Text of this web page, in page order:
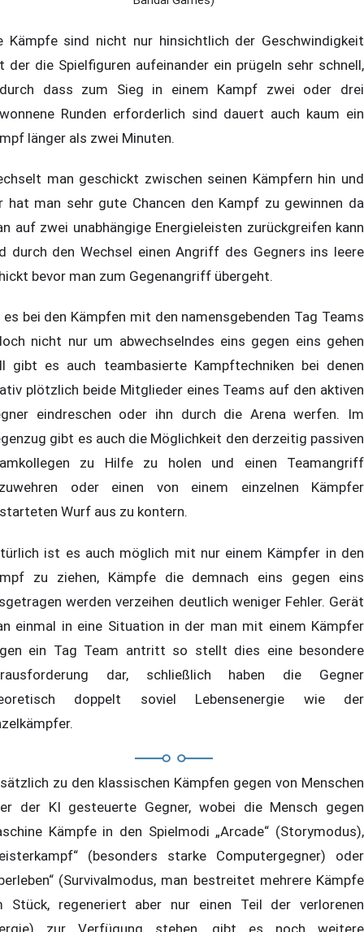
Kämpfe sind nicht nur hinsichtlich der Geschwindigkeit
der die Spielfiguren aufeinander ein prügeln sehr schnell,
dass zum Sieg in einem Kampf zwei oder drei
Runden erforderlich sind dauert auch kaum ein
länger als zwei Minuten.
man geschickt zwischen seinen Kämpfern hin und
hat man sehr gute Chancen den Kampf zu gewinnen da
auf zwei unabhängige Energieleisten zurückgreifen kann
durch den Wechsel einen Angriff des Gegners ins leere
bevor man zum Gegenangriff übergeht.
es bei den Kämpfen mit den namensgebenden Tag Teams
nicht nur um abwechselndes eins gegen eins gehen
gibt es auch teambasierte Kampftechniken bei denen
plötzlich beide Mitglieder eines Teams auf den aktiven
eindreschen oder ihn durch die Arena werfen. Im
gibt es auch die Möglichkeit den derzeitig passiven
zu Hilfe zu holen und einen Teamangriff
oder einen von einem einzelnen Kämpfer
Wurf aus zu kontern.
ist es auch möglich mit nur einem Kämpfer in den
zu ziehen, Kämpfe die demnach eins gegen eins
werden verzeihen deutlich weniger Fehler. Gerät
einmal in eine Situation in der man mit einem Kämpfer
ein Tag Team antritt so stellt dies eine besondere
dar, schließlich haben die Gegner
doppelt soviel Lebensenergie wie der
zu den klassischen Kämpfen gegen von Menschen
der KI gesteuerte Gegner, wobei die Mensch gegen
Kämpfe in den Spielmodi „Arcade“ (Storymodus),
(besonders starke Computergegner) oder
(Survivalmodus, man bestreitet mehrere Kämpfe
Stück, regeneriert aber nur einen Teil der verlorenen